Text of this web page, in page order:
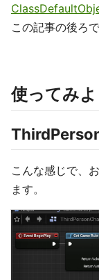
この記事の後ろ
使ってみよ
こんな感じで、
ます。